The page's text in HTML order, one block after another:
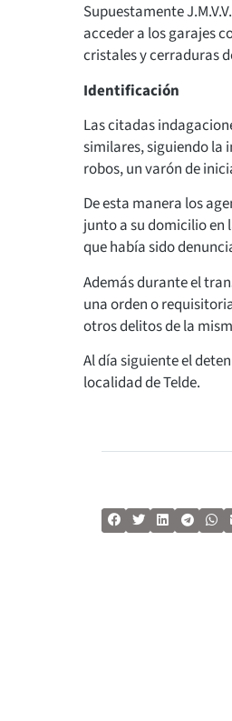
Supuestamente
acceder a los garajes
cristales y cerraduras
Identificación
Las citadas
similares, siguiendo la
robos, un varón de
De esta manera los
junto a su domicilio en
que había sido
Además durante el
una orden o
otros delitos de la
Al día siguiente el
localidad de Telde.